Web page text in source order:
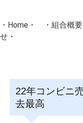
・ Home ・ ・ 組合概要
せ ・
協同組合Masters／
国土交通省・経済産業
Masters組合員ログ
22年コンビニ
去最高